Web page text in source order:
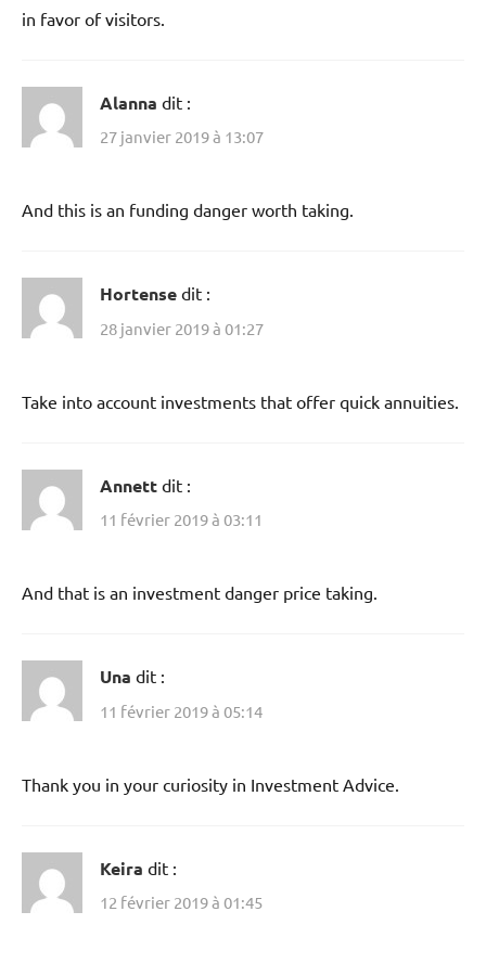
in favor of visitors.
Alanna dit :
27 janvier 2019 à 13:07
And this is an funding danger worth taking.
Hortense dit :
28 janvier 2019 à 01:27
Take into account investments that offer quick annuities.
Annett dit :
11 février 2019 à 03:11
And that is an investment danger price taking.
Una dit :
11 février 2019 à 05:14
Thank you in your curiosity in Investment Advice.
Keira dit :
12 février 2019 à 01:45